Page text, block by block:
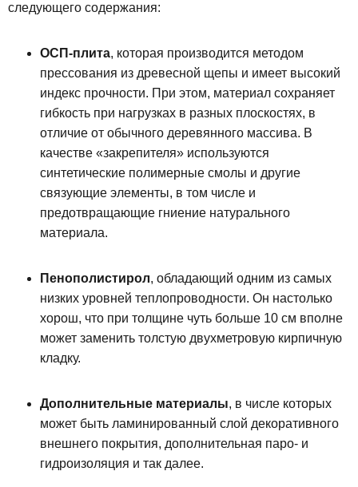
следующего содержания:
ОСП-плита, которая производится методом
прессования из древесной щепы и имеет высокий
индекс прочности. При этом, материал сохраняет
гибкость при нагрузках в разных плоскостях, в
отличие от обычного деревянного массива. В
качестве «закрепителя» используются
синтетические полимерные смолы и другие
связующие элементы, в том числе и
предотвращающие гниение натурального
материала.
Пенополистирол, обладающий одним из самых
низких уровней теплопроводности. Он настолько
хорош, что при толщине чуть больше 10 см вполне
может заменить толстую двухметровую кирпичную
кладку.
Дополнительные материалы, в числе которых
может быть ламинированный слой декоративного
внешнего покрытия, дополнительная паро- и
гидроизоляция и так далее.